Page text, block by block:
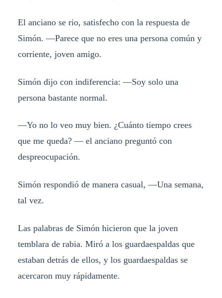
El anciano se rio, satisfecho con la respuesta de
Simón. —Parece que no eres una persona común y
corriente, joven amigo.
Simón dijo con indiferencia: —Soy solo una
persona bastante normal.
—Yo no lo veo muy bien. ¿Cuánto tiempo crees
que me queda? — el anciano preguntó con
despreocupación.
Simón respondió de manera casual, —Una semana,
tal vez.
Las palabras de Simón hicieron que la joven
temblara de rabia. Miró a los guardaespaldas que
estaban detrás de ellos, y los guardaespaldas se
acercaron muy rápidamente.